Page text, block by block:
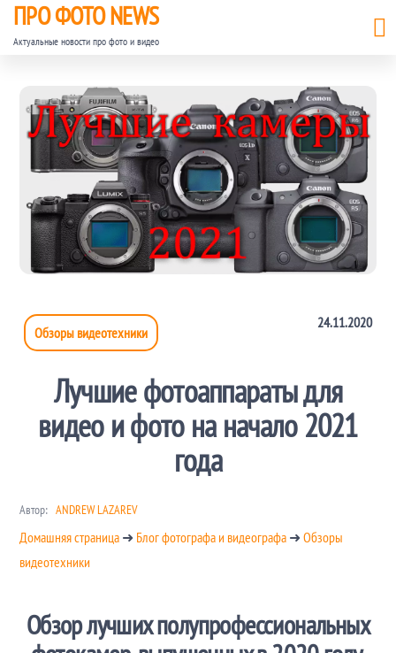
ПРО ФОТО NEWS
Актуальные новости про фото и видео
Обзоры видеотехники
24.11.2020
Лучшие фотоаппараты для
видео и фото на начало 2021
года
Автор: ANDREW LAZAREV
Домашняя страница ➜ Блог фотографа и видеографа ➜ Обзоры
видеотехники
Обзор лучших полупрофессиональных